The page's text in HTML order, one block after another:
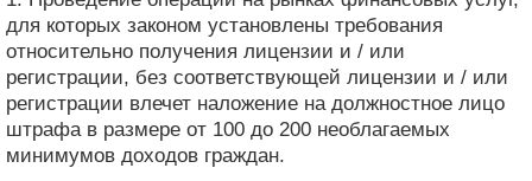
для которых законом установлены требования
относительно получения лицензии и / или
регистрации, без соответствующей лицензии и / или
регистрации влечет наложение на должностное лицо
штрафа в размере от 100 до 200 необлагаемых
минимумов доходов граждан.